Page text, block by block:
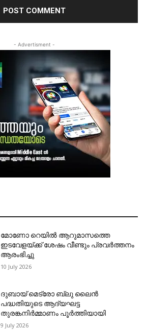
- Advertisment -
മോണോ റെയില്‍ ആറുമാസത്തെ
ഇടവേളയ്ക്ക് ശേഷം വീണ്ടും പ്രവര്‍ത്തനം
ആരംഭിച്ചു
10 July 2026
ദുബായ് മെട്രോ ബ്ലു ലൈന്‍
പദ്ധതിയുടെ ആദ്യഘട്ട
തുരങ്കനിര്‍മ്മാണം പൂര്‍ത്തിയായി
9 July 2026